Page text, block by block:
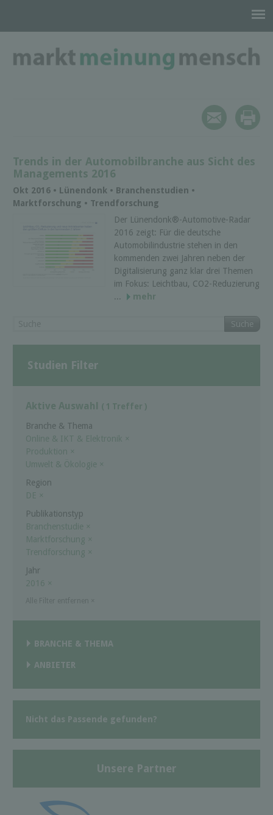
Trends in der Automobilbranche aus Sicht des
Managements 2016
Okt 2016 • Lünendonk • Branchenstudien •
Marktforschung • Trendforschung
Der Lünendonk®-Automotive-Radar
2016 zeigt: Für die deutsche
Automobilindustrie stehen in den
kommenden zwei Jahren neben der
Digitalisierung ganz klar drei Themen
im Fokus: Leichtbau, CO2-Reduzierung
...
mehr
Suche
Studien Filter
Aktive Auswahl ( 1 Treffer )
Branche & Thema
Online & IKT & Elektronik ×
Produktion ×
Umwelt & Ökologie ×
Region
DE ×
Publikationstyp
Branchenstudie ×
Marktforschung ×
Trendforschung ×
Jahr
2016 ×
BRANCHE & THEMA
ANBIETER
Nicht das Passende gefunden?
Unsere Partner